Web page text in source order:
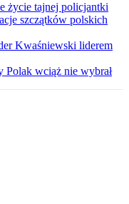
życie tajnej policjantki
szczątków polskich
Kwaśniewski liderem
Polak wciąż nie wybrał